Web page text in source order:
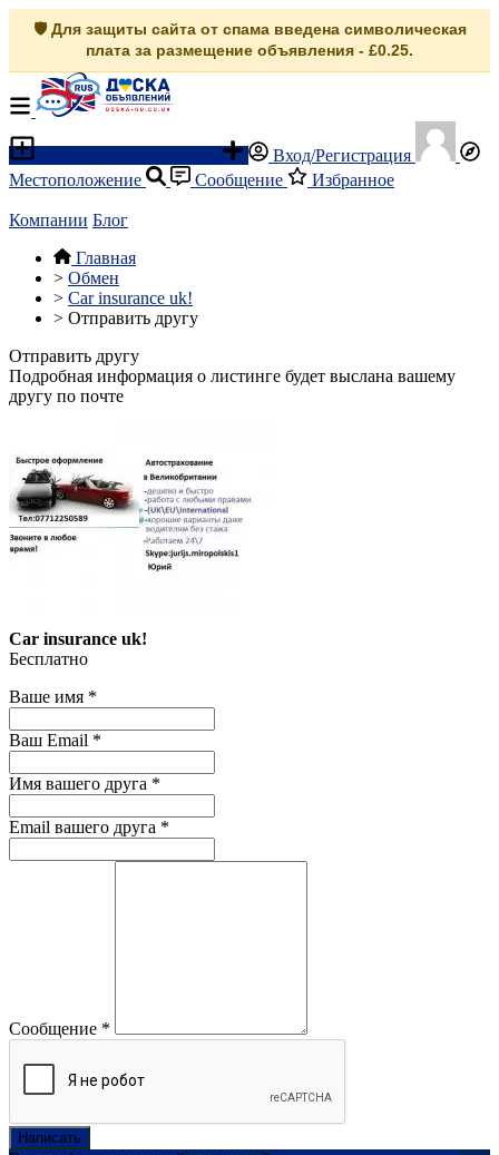
🛡️ Для защиты сайта от спама введена символическая
плата за размещение объявления - £0.25.
Вход/Регистрация
Местоположение
Сообщение Избранное
Компании Блог
Главная
> Обмен
> Car insurance uk!
> Отправить другу
Отправить другу
Подробная информация о листинге будет выслана вашему
другу по почте
Car insurance uk!
Бесплатно
Ваше имя *
Ваш Email *
Имя вашего друга *
Email вашего друга *
Сообщение *
Написать